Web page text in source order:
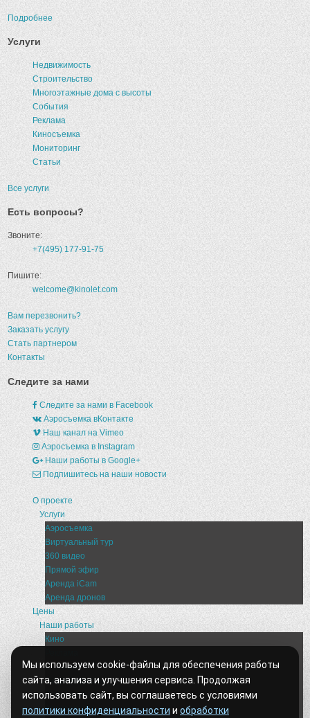
Подробнее
Услуги
Недвижимость
Строительство
Многоэтажные дома с высоты
События
Реклама
Киносъемка
Мониторинг
Статьи
Все услуги
Есть вопросы?
Звоните:
+7(495) 177-91-75
Пишите:
welcome@kinolet.com
Вам перезвонить?
Заказать услугу
Стать партнером
Контакты
Следите за нами
Следите за нами в Facebook
Аэросъемка вКонтакте
Наш канал на Vimeo
Аэросъемка в Instagram
Наши работы в Google+
Подпишитесь на наши новости
О проекте
Услуги
Аэросъемка
Виртуальный тур
360 видео
Прямой эфир
Аренда iCam
Аренда дронов
Цены
Наши работы
Кино
События
Недвижимость
Строительство
Архитектура
Мы используем cookie-файлы для обеспечения работы
сайта, анализа и улучшения сервиса. Продолжая
использовать сайт, вы соглашаетесь с условиями
политики конфиденциальности и обработки